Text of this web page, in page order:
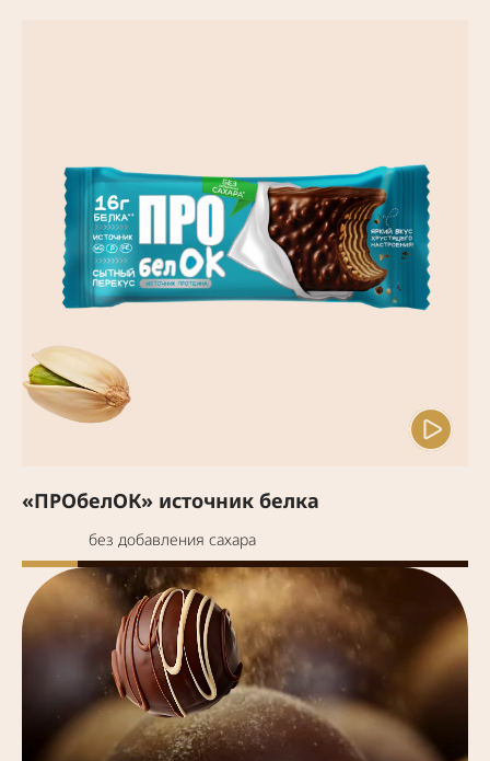
«ПРОбелОК» источник белка
без добавления сахара